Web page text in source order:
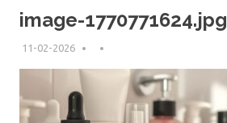
image-1770771624.jpg
11-02-2026